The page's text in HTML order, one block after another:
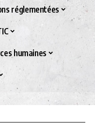
réglementées
humaines